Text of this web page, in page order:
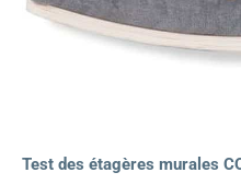
Test des étagères murales